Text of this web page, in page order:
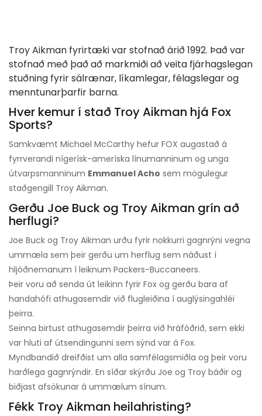
Troy Aikman fyrirtæki var stofnað árið 1992. Það var
stofnað með það að markmiði að veita fjárhagslegan
stuðning fyrir sálrænar, líkamlegar, félagslegar og
menntunarþarfir barna.
Hver kemur í stað Troy Aikman hjá Fox
Sports?
Samkvæmt Michael McCarthy hefur FOX augastað á
fyrrverandi nígerísk-ameríska línumanninum og unga
útvarpsmanninum Emmanuel Acho sem mögulegur
staðgengill Troy Aikman.
Gerðu Joe Buck og Troy Aikman grín að
herflugi?
Joe Buck og Troy Aikman urðu fyrir nokkurri gagnrýni vegna
ummæla sem þeir gerðu um herflug sem náðust í
hljóðnemanum í leiknum Packers-Buccaneers.
Þeir voru að senda út leikinn fyrir Fox og gerðu bara af
handahófi athugasemdir við flugleiðina í auglýsingahléi
þeirra.
Seinna birtust athugasemdir þeirra við hráfóðrið, sem ekki
var hluti af útsendingunni sem sýnd var á Fox.
Myndbandið dreifðist um alla samfélagsmiðla og þeir voru
harðlega gagnrýndir. En síðar skýrðu Joe og Troy báðir og
biðjast afsökunar á ummælum sínum.
Fékk Troy Aikman heilahristing?